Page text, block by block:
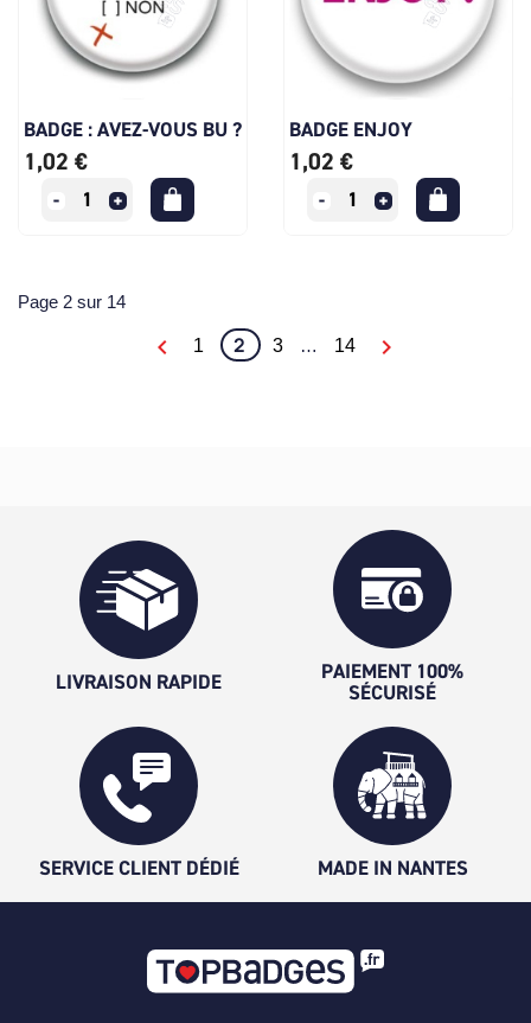
BADGE : AVEZ-VOUS BU ?
1,02 €
BADGE ENJOY
1,02 €
Page 2 sur 14
 1 2 3 … 14 
LIVRAISON RAPIDE
PAIEMENT 100%
SÉCURISÉ
SERVICE CLIENT DÉDIÉ MADE IN NANTES